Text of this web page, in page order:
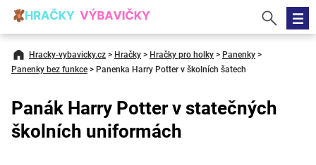
Hracky-vybavicky.cz > Hračky > Hračky pro holky > Panenky >
Panenky bez funkce > Panenka Harry Potter v školních šatech
Panák Harry Potter v statečných
školních uniformách